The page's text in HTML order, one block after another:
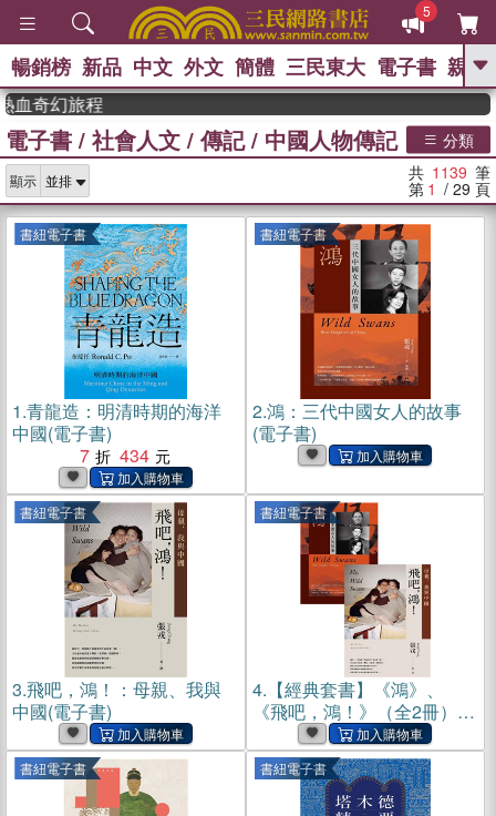
5
GO
熱搜： 東野圭吾 、 高希均教授回憶錄
、 The Odyssey 、 父親節 、 如果歷
國際布克
獎 臺灣漫遊錄 、 方念華 、 台灣的李
登輝時代 、 數學女孩：黎曼猜想
偉大的迷走神經
暢銷榜 新品 中文 外文 簡體 三民東大 電子書 親子
旅程
電子書 / 社會人文 /傳記/ 中國人物傳記 分類
顯示 共 1139 筆
第 1 / 29 頁
書紐電子書
1.青龍造：明清時期的海洋
中國(電子書)
7
434
書紐電子書
2.鴻：三代中國女人的故事
(電子書)
書紐電子書
3.飛吧，鴻！：母親、我與
中國(電子書)
書紐電子書
4. 【經典套書】《鴻》、
《飛吧，鴻！》（全2冊）
(電子書)
書紐電子書 書紐電子書